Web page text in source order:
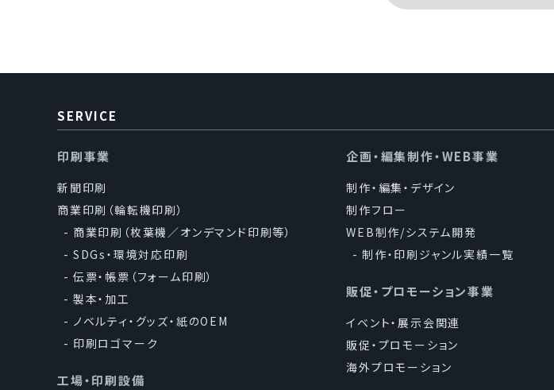
の遂行に必要な限りにおいて利用し、目的
3.個人情報の第三者提供について
当社は、法令に定める場合を除き、個人情報を、
当社は、確実な個人情報保護の実現のため、個
他の規範を順守します。
SERVICE
印刷事業
新聞印刷
商業印刷（輪転機印刷）
商業印刷（枚葉機／オンデマンド印刷等）
SDGs・環境対応印刷
伝票・帳票（フォーム印刷）
製本・加工
ノベルティ・グッズ・紙のOEM
印刷ロゴマーク
工場・印刷設備
企画・編集制作・WEB事業
制作・編集・デザイン
制作フロー
WEB制作/システム開発
制作・印刷ジャンル実績一覧
販促・プロモーション事業
イベント・展示会関連
販促・プロモーション
海外プロモーション